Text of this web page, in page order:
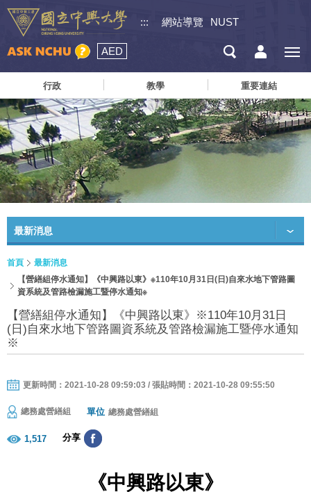
::: 網站導覽 NUST
AED
行政 教學 重要連結
最新消息
首頁
最新消息
【營繕組停水通知】《中興路以東》※110年10月31日(日)自來水地下管路圖
資系統及管路檢漏施工暨停水通知※
【營繕組停水通知】《中興路以東》※110年10月31日
(日)自來水地下管路圖資系統及管路檢漏施工暨停水通知
※
更新時間：2021-10-28 09:59:03 / 張貼時間：2021-10-28 09:55:50
總務處營繕組 單位 總務處營繕組
1,517 分享
《中興路以東》